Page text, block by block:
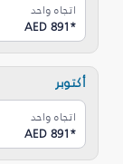
اتجاه واحد
AED 891*
أكتوبر
اتجاه واحد
AED 891*